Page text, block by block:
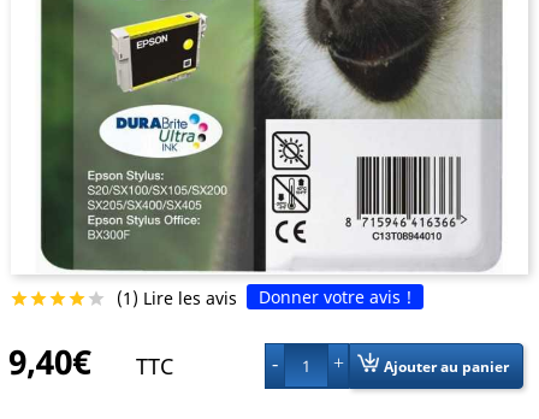
 (1) Lire les avis Donner votre avis !
9,40€ TTC 1 Ajouter au panier